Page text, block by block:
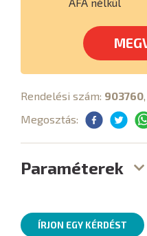
Rendelési szám: 903760
Megosztás:
Paraméterek
ÍRJON EGY KÉRDÉST